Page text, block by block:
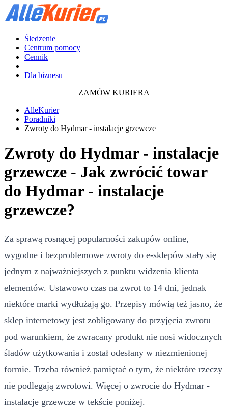
Śledzenie
Centrum pomocy
Cennik
Dla biznesu
ZAMÓW KURIERA
AlleKurier
Poradniki
Zwroty do Hydmar - instalacje grzewcze
Zwroty do Hydmar - instalacje
grzewcze - Jak zwrócić towar
do Hydmar - instalacje
grzewcze?
Za sprawą rosnącej popularności zakupów online,
wygodne i bezproblemowe zwroty do e-sklepów stały się
jednym z najważniejszych z punktu widzenia klienta
elementów. Ustawowo czas na zwrot to 14 dni, jednak
niektóre marki wydłużają go. Przepisy mówią też jasno, że
sklep internetowy jest zobligowany do przyjęcia zwrotu
pod warunkiem, że zwracany produkt nie nosi widocznych
śladów użytkowania i został odesłany w niezmienionej
formie. Trzeba również pamiętać o tym, że niektóre rzeczy
nie podlegają zwrotowi. Więcej o zwrocie do Hydmar -
instalacje grzewcze w tekście poniżej.